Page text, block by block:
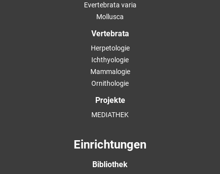
Evertebrata varia
Mollusca
Vertebrata
Herpetologie
Ichthyologie
Mammalogie
Ornithologie
Projekte
MEDIATHEK
Einrichtungen
Bibliothek